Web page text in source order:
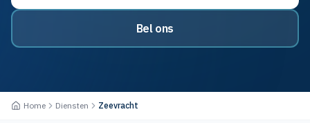
Bel ons
Home Diensten Zeevracht